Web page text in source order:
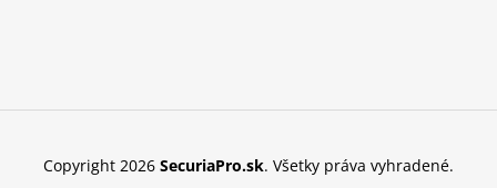
Copyright 2026 SecuriaPro.sk. Všetky práva vyhradené.